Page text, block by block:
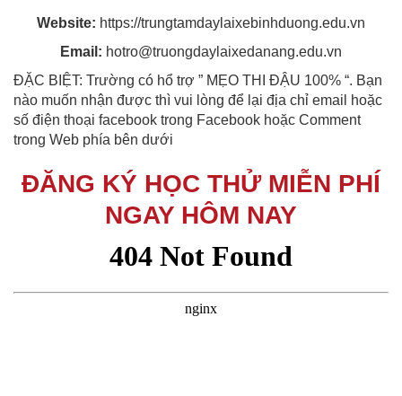
Website: https://trungtamdaylaixebinhduong.edu.vn
Email: hotro@truongdaylaixedanang.edu.vn
ĐẶC BIỆT: Trường có hổ trợ ” MẸO THI ĐẬU 100% “. Bạn
nào muốn nhận được thì vui lòng để lại địa chỉ email hoặc
số điện thoại facebook trong Facebook hoặc Comment
trong Web phía bên dưới
ĐĂNG KÝ HỌC THỬ MIỄN PHÍ
NGAY HÔM NAY